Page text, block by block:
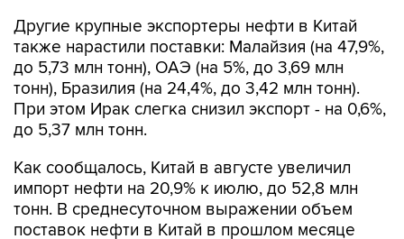
Другие крупные экспортеры нефти в Китай
также нарастили поставки: Малайзия (на 47,9%,
до 5,73 млн тонн), ОАЭ (на 5%, до 3,69 млн
тонн), Бразилия (на 24,4%, до 3,42 млн тонн).
При этом Ирак слегка снизил экспорт - на 0,6%,
до 5,37 млн тонн.
Как сообщалось, Китай в августе увеличил
импорт нефти на 20,9% к июлю, до 52,8 млн
тонн. В среднесуточном выражении объем
поставок нефти в Китай в прошлом месяце